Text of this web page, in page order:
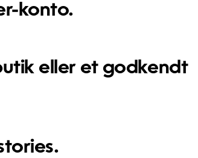
konto.
eller et godkendt